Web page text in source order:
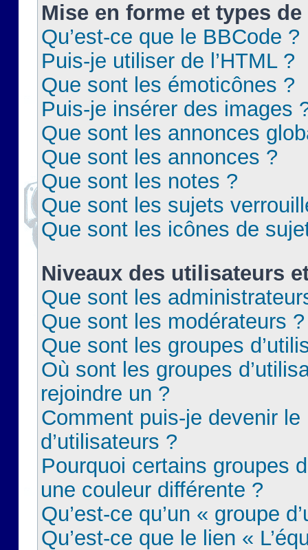
Mise en forme et types
Qu’est-ce que le BBCode ?
Puis-je utiliser de l’HTML ?
Que sont les émoticônes ?
Puis-je insérer des images
Que sont les annonces
Que sont les annonces ?
Que sont les notes ?
Que sont les sujets
Que sont les icônes de
Niveaux des utilisateurs
Que sont les
Que sont les modérateurs ?
Que sont les groupes
Où sont les groupes
rejoindre un ?
Comment puis-je devenir le
d’utilisateurs ?
Pourquoi certains groupes
une couleur différente ?
Qu’est-ce qu’un « groupe
Qu’est-ce que le lien «